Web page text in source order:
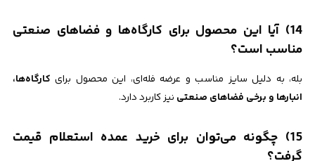
14) آیا این محصول برای کارگاه‌ها و فضاهای صنعتی
مناسب است؟
بله، به دلیل سایز مناسب و عرضه فله‌ای، این محصول برای کارگاه‌ها،
انبارها و برخی فضاهای صنعتی نیز کاربرد دارد.
15) چگونه می‌توان برای خرید عمده استعلام قیمت
گرفت؟